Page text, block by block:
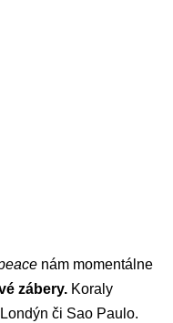
nám momentálne
zábery. Koraly
či Sao Paulo.